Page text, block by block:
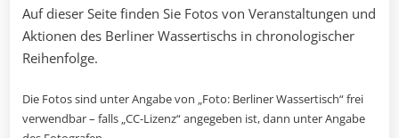
Auf dieser Seite finden Sie Fotos von Veranstaltungen und
Aktionen des Berliner Wassertischs in chronologischer
Reihenfolge.
Die Fotos sind unter Angabe von „Foto: Berliner Wassertisch“ frei
verwendbar – falls „CC-Lizenz“ angegeben ist, dann unter Angabe